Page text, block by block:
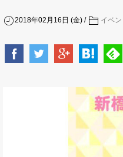
2018年02月16日 (金) イベン